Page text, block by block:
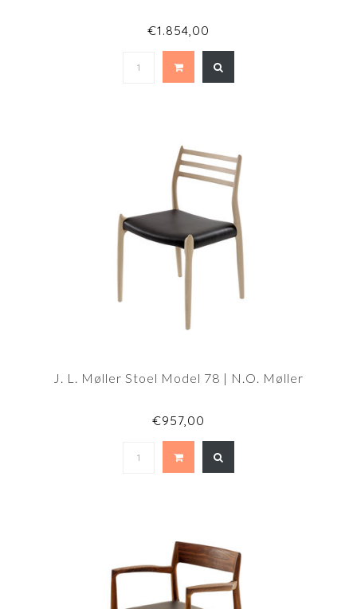
€1.854,00
J. L. Møller Stoel Model 78 | N.O. Møller
€957,00